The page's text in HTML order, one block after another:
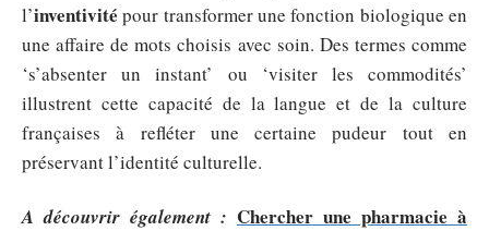
l’inventivité pour transformer une fonction biologique en
une affaire de mots choisis avec soin. Des termes comme
‘s’absenter un instant’ ou ‘visiter les commodités’
illustrent cette capacité de la langue et de la culture
françaises à refléter une certaine pudeur tout en
préservant l’identité culturelle.
A découvrir également : Chercher une pharmacie à